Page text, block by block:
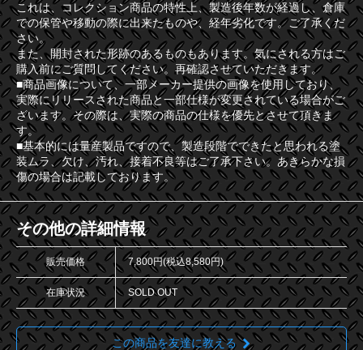
これは、コレクション商品の特性上、製造後年数が経過し、倉庫
での保管や移動の際に出来たものや、経年劣化です。ご了承くだ
さい。
また、開封された形跡のあるものもあります。気にされる方はご
購入前にご質問してください。再確認させていただきます。
■商品画像について、一部メーカー提供の画像を使用しており、
実際にリリースされた商品と一部仕様が変更されている場合がご
ざいます。その際は、実際の商品の仕様を優先とさせて頂きま
す。
■基本的には量産製品ですので、製造段階でできたと思われる塗
装ムラ、欠け、汚れ、接着不良等はご了承下さい。あきらかな損
傷の場合は記載しております。
その他の詳細情報
販売価格 7,800円(税込8,580円)
在庫状況 SOLD OUT
この商品を友達に教える